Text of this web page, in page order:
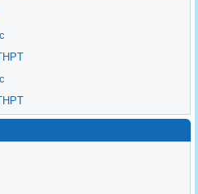
cấp chứng nhận khóa 4 năm 2025
dạy đại học, cao đẳng, trung cấp
BDNVSP TH K5, THCS K5, THPT